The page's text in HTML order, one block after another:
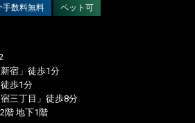
仲介/FR
0ヶ月 /0ヶ月
居
テーションフロント
圧倒的。比べてみれば、REIT FIND